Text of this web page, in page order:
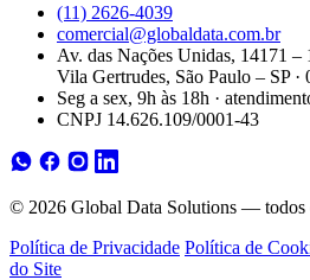
(11) 2626-4039
comercial@globaldata.com.br
Av. das Nações Unidas, 14171 –
Vila Gertrudes, São Paulo – SP ·
Seg a sex, 9h às 18h ·
CNPJ 14.626.109/0001-43
© 2026 Global Data Solutions — todos
Política de Privacidade Política de
do Site